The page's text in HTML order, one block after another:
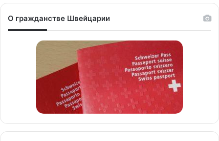
О гражданстве Швейцарии